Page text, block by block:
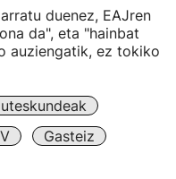
duenez, EAJren
da", eta "hainbat
auziengatik, ez tokiko
Gasteiz